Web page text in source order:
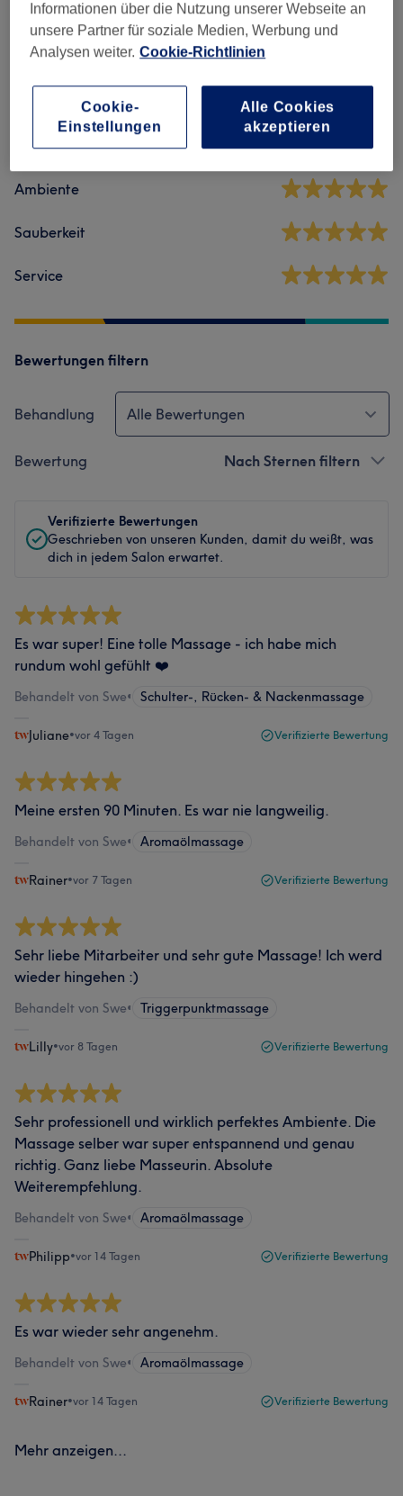
Salonbewertungen
5,0 163 Bewertungen
Ambiente
Sauberkeit
Service
Bewertungen filtern
Behandlung Alle Bewertungen
Bewertung Nach Sternen filtern
Verifizierte Bewertungen
Geschrieben von unseren Kunden, damit du weißt, was
dich in jedem Salon erwartet.
Es war super! Eine tolle Massage - ich habe mich
rundum wohl gefühlt ❤️
Behandelt von Swe• Schulter-, Rücken- & Nackenmassage
Juliane•vor 4 Tagen Verifizierte Bewertung
Meine ersten 90 Minuten. Es war nie langweilig.
Behandelt von Swe• Aromaölmassage
Rainer•vor 7 Tagen Verifizierte Bewertung
Sehr liebe Mitarbeiter und sehr gute Massage! Ich werd
wieder hingehen :)
Behandelt von Swe• Triggerpunktmassage
Lilly•vor 8 Tagen Verifizierte Bewertung
Sehr professionell und wirklich perfektes Ambiente. Die
Massage selber war super entspannend und genau
richtig. Ganz liebe Masseurin. Absolute
Weiterempfehlung.
Behandelt von Swe• Aromaölmassage
Philipp•vor 14 Tagen Verifizierte Bewertung
Es war wieder sehr angenehm.
Behandelt von Swe• Aromaölmassage
Rainer•vor 14 Tagen Verifizierte Bewertung
Mehr anzeigen...
Informationen über die Nutzung unserer Webseite an
unsere Partner für soziale Medien, Werbung und
Analysen weiter. Cookie-Richtlinien
Cookie-
Einstellungen
Alle Cookies
akzeptieren